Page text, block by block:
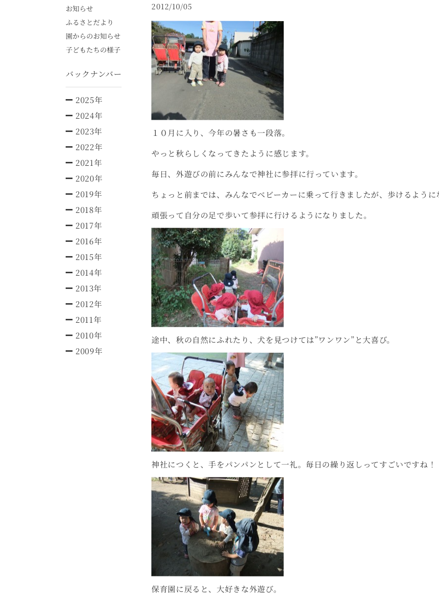
お知らせ
ふるさとだより
園からのお知らせ
子どもたちの様子
バックナンバー
2025年
2024年
2023年
2022年
2021年
2020年
2019年
2018年
2017年
2016年
2015年
2014年
2013年
2012年
2011年
2010年
2009年
2012/10/05
１０月に入り、今年の暑さも一段落。
やっと秋らしくなってきたように感じます。
毎日、外遊びの前にみんなで神社に参拝に行っています。
ちょっと前までは、みんなでベビーカーに乗って行きましたが、歩けるように
頑張って自分の足で歩いて参拝に行けるようになりました。
途中、秋の自然にふれたり、犬を見つけては”ワンワン”と大喜び。
神社につくと、手をパンパンとして一礼。毎日の繰り返しってすごいですね！
保育園に戻ると、大好きな外遊び。